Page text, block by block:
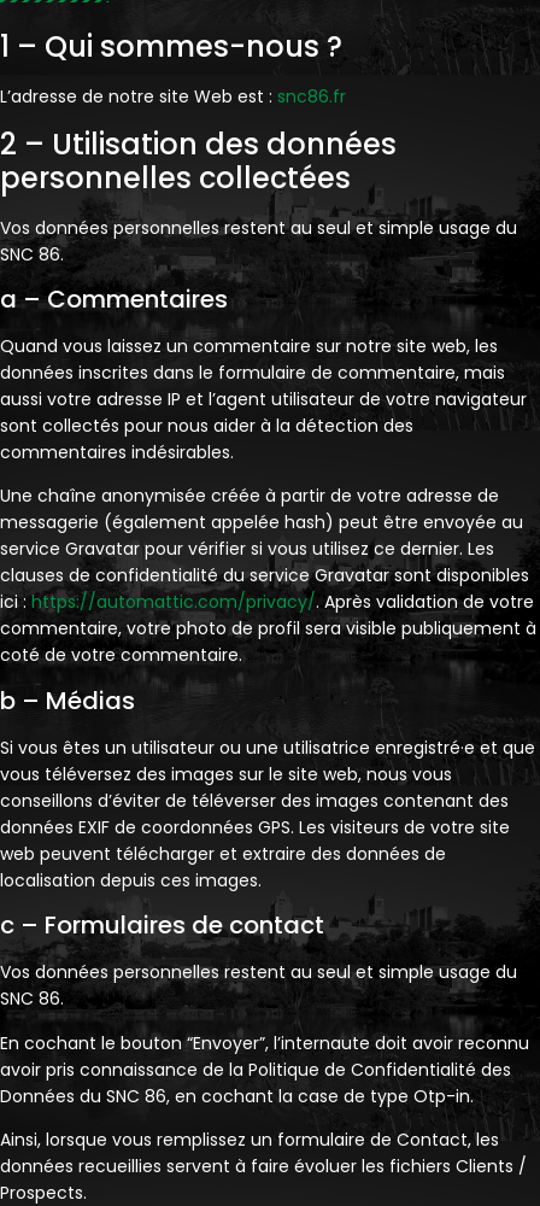
1 – Qui sommes-nous ?
L’adresse de notre site Web est : snc86.fr
2 – Utilisation des données
personnelles collectées
Vos données personnelles restent au seul et simple usage du
SNC 86.
a – Commentaires
Quand vous laissez un commentaire sur notre site web, les
données inscrites dans le formulaire de commentaire, mais
aussi votre adresse IP et l’agent utilisateur de votre navigateur
sont collectés pour nous aider à la détection des
commentaires indésirables.
Une chaîne anonymisée créée à partir de votre adresse de
messagerie (également appelée hash) peut être envoyée au
service Gravatar pour vérifier si vous utilisez ce dernier. Les
clauses de confidentialité du service Gravatar sont disponibles
ici :https://automattic.com/privacy/. Après validation de votre
commentaire, votre photo de profil sera visible publiquement à
coté de votre commentaire.
b – Médias
Si vous êtes un utilisateur ou une utilisatrice enregistré·e et que
vous téléversez des images sur le site web, nous vous
conseillons d’éviter de téléverser des images contenant des
données EXIF de coordonnées GPS. Les visiteurs de votre site
web peuvent télécharger et extraire des données de
localisation depuis ces images.
c – Formulaires de contact
Vos données personnelles restent au seul et simple usage du
SNC 86.
En cochant le bouton “Envoyer”, l’internaute doit avoir reconnu
avoir pris connaissance de la Politique de Confidentialité des
Données du SNC 86, en cochant la case de type Otp-in.
Ainsi, lorsque vous remplissez un formulaire de Contact, les
données recueillies servent à faire évoluer les fichiers Clients /
Prospects.